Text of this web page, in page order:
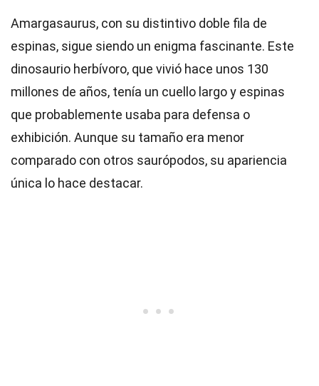
Amargasaurus, con su distintivo doble fila de
espinas, sigue siendo un enigma fascinante. Este
dinosaurio herbívoro, que vivió hace unos 130
millones de años, tenía un cuello largo y espinas
que probablemente usaba para defensa o
exhibición. Aunque su tamaño era menor
comparado con otros saurópodos, su apariencia
única lo hace destacar.